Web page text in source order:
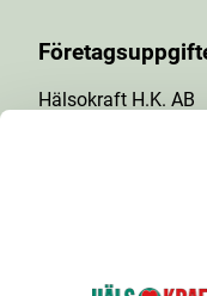
Hälsokraft H.K. AB